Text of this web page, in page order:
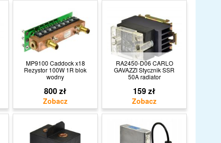
MP9100 Caddock x18
Rezystor 100W 1R blok
wodny
800 zł
RA2450-D06 CARLO
GAVAZZI Stycznik SSR
50A radiator
159 zł